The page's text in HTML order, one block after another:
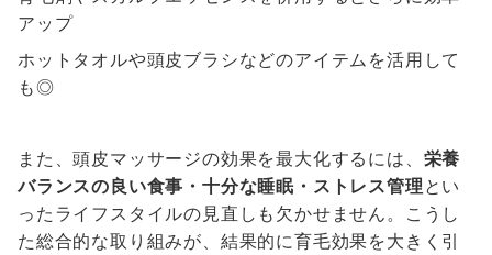
アップ
ホットタオルや頭皮ブラシなどのアイテムを活用して
も◎
また、頭皮マッサージの効果を最大化するには、 栄養
バランスの良い食事・十分な睡眠・ストレス管理 とい
ったライフスタイルの見直しも欠かせません。こうし
た総合的な取り組みが、結果的に育毛効果を大きく引